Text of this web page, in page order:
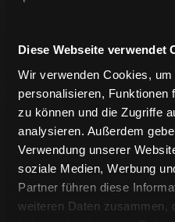
Diese Webseite verwendet
Wir verwenden Cookies,
personalisieren, Funktionen
zu können und die Zugriffe
analysieren. Außerdem
Verwendung unserer
soziale Medien, Werbung
Partner führen diese
weiteren Daten zusammen,
CAPS